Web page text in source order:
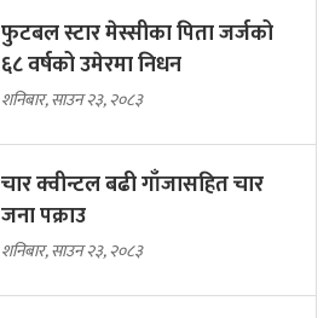
फुटबल स्टार मेस्सीका पिता जर्जको
६८ वर्षको उमेरमा निधन
शनिबार, साउन २३, २०८३
चार क्वीन्टल बढी गाँजासहित चार
जना पक्राउ
शनिबार, साउन २३, २०८३